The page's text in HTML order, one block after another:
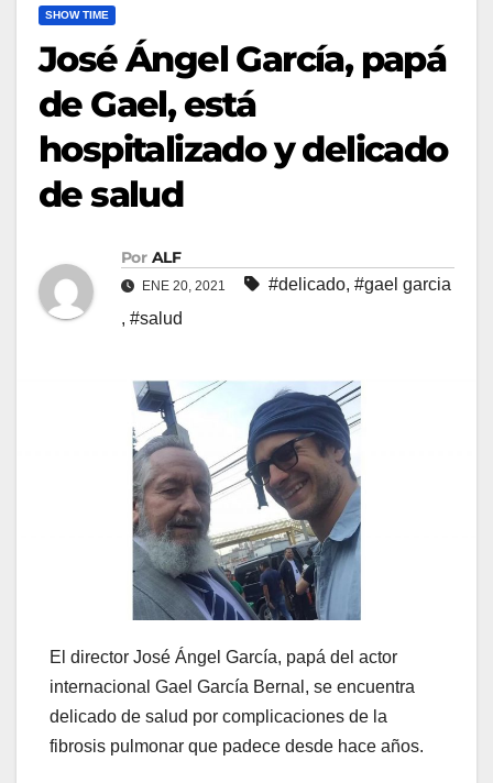
SHOW TIME
José Ángel García, papá
de Gael, está
hospitalizado y delicado
de salud
Por ALF
ENE 20, 2021 #delicado, #gael garcia
, #salud
El director José Ángel García, papá del actor
internacional Gael García Bernal, se encuentra
delicado de salud por complicaciones de la
fibrosis pulmonar que padece desde hace años.